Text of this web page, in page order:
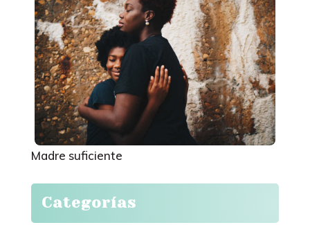
Madre suficiente
Categorías